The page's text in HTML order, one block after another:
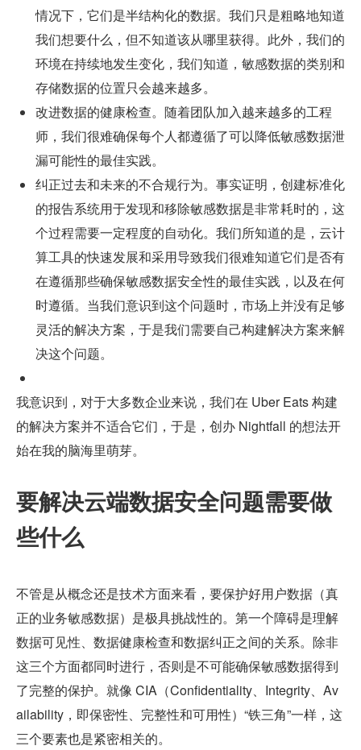
情况下，它们是半结构化的数据。我们只是粗略地知道
我们想要什么，但不知道该从哪里获得。此外，我们的
环境在持续地发生变化，我们知道，敏感数据的类别和
存储数据的位置只会越来越多。
改进数据的健康检查。随着团队加入越来越多的工程
师，我们很难确保每个人都遵循了可以降低敏感数据泄
漏可能性的最佳实践。
纠正过去和未来的不合规行为。事实证明，创建标准化
的报告系统用于发现和移除敏感数据是非常耗时的，这
个过程需要一定程度的自动化。我们所知道的是，云计
算工具的快速发展和采用导致我们很难知道它们是否有
在遵循那些确保敏感数据安全性的最佳实践，以及在何
时遵循。当我们意识到这个问题时，市场上并没有足够
灵活的解决方案，于是我们需要自己构建解决方案来解
决这个问题。
我意识到，对于大多数企业来说，我们在 Uber Eats 构建
的解决方案并不适合它们，于是，创办 Nightfall 的想法开
始在我的脑海里萌芽。
要解决云端数据安全问题需要做
些什么
不管是从概念还是技术方面来看，要保护好用户数据（真
正的业务敏感数据）是极具挑战性的。第一个障碍是理解
数据可见性、数据健康检查和数据纠正之间的关系。除非
这三个方面都同时进行，否则是不可能确保敏感数据得到
了完整的保护。就像 CIA（Confidentiality、Integrity、Av
ailability，即保密性、完整性和可用性）“铁三角”一样，这
三个要素也是紧密相关的。